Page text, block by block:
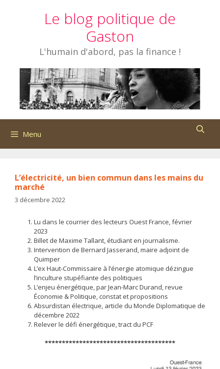
Le blog politique de
Gaston
L'humain d'abord, pas la finance !
Menu
L’électricité, un bien commun dans les mains du
marché
3 décembre 2022
Lu dans le courrier des lecteurs Ouest France, février
2023
Billet de Maxime Tallant, étudiant en journalisme.
Intervention de Bernard Jasserand, maire adjoint de
Quimper
L’ex Haut-Commissaire à l’énergie atomique dézingue
l’inculture stupéfiante des politiques
L’enjeu énergétique, par Jean-Marc Durand, revue
Économie & Politique, constat et propositions
Absurdistan électrique, article du Monde Diplomatique de
décembre 2022
Relever le défi énergétique, tract du PCF
**************************************